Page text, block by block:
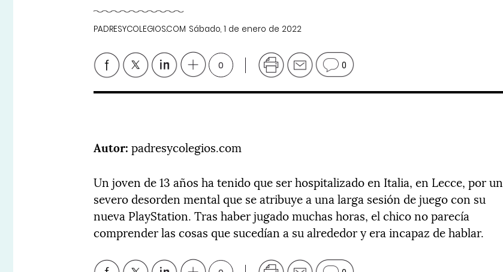
PADRESYCOLEGIOS.COM Sábado, 1 de enero de 2022
0 0
Autor:padresycolegios.com
Un joven de 13 años ha tenido que ser hospitalizado en Italia, en Lecce, por un
severo desorden mental que se atribuye a una larga sesión de juego con su
nueva PlayStation. Tras haber jugado muchas horas, el chico no parecía
comprender las cosas que sucedían a su alrededor y era incapaz de hablar.